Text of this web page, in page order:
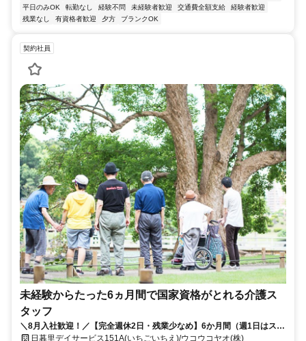
平日のみOK
転勤なし 経験不問 未経験者歓迎 交通費全額支給
経験者歓迎
残業なし
有資格者歓迎 夕方 ブランクOK
契約社員
未経験からたった6ヵ月間で国家資格がとれる介護ス
タッフ
＼8月入社歓迎！／【完全週休2日・残業少なめ】6か月間（週1日はスク
ール受講）で、お給料をもらいながら会社負担で「介護職員初任者研
日暮里デイサービス151A(いちごいちえ)/ウコウコヤオ(株)